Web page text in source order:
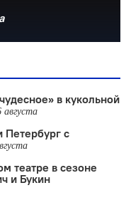
в кукольной
августа
Петербург с
театре в сезоне
и Букин